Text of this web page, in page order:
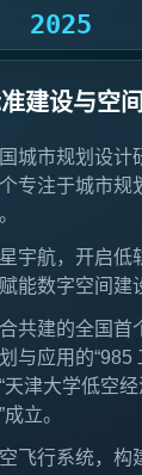
2025
建设与空
城市规划设计
专注于城市规
宇航，开启低
能数字空间建
共建的全国首
与应用的“985
天津大学低空
立。
飞行系统，构